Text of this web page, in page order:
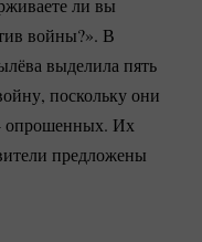
войны?». В
выделила пять
поскольку они
опрошенных. Их
предложены